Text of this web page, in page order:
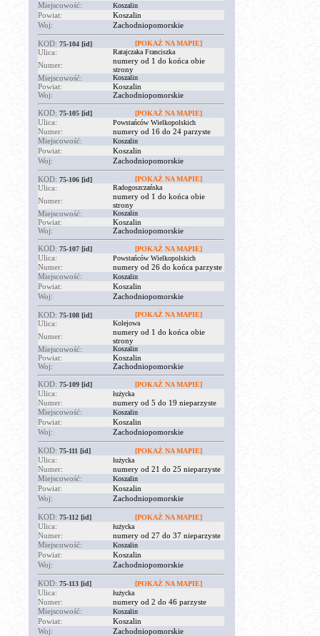
Miejscowość: Koszalin
Powiat:
Koszalin
Woj:
Zachodniopomorskie
KOD: 75-104 [id] [POKAŻ NA MAPIE]
Ulica: Ratajczaka Franciszka
Numer:
numery od 1 do końca obie
strony
Miejscowość:
Koszalin
Powiat:
Koszalin
Woj:
Zachodniopomorskie
KOD: 75-105 [id] [POKAŻ NA MAPIE]
Ulica: Powstańców Wielkopolskich
Numer:
numery od 16 do 24 parzyste
Miejscowość:
Koszalin
Powiat:
Koszalin
Woj:
Zachodniopomorskie
KOD: 75-106 [id] [POKAŻ NA MAPIE]
Ulica: Radogoszczańska
Numer:
numery od 1 do końca obie
strony
Miejscowość:
Koszalin
Powiat:
Koszalin
Woj:
Zachodniopomorskie
KOD: 75-107 [id] [POKAŻ NA MAPIE]
Ulica: Powstańców Wielkopolskich
Numer:
numery od 26 do końca parzyste
Miejscowość:
Koszalin
Powiat:
Koszalin
Woj:
Zachodniopomorskie
KOD: 75-108 [id] [POKAŻ NA MAPIE]
Ulica: Kolejowa
Numer:
numery od 1 do końca obie
strony
Miejscowość:
Koszalin
Powiat:
Koszalin
Woj:
Zachodniopomorskie
KOD: 75-109 [id] [POKAŻ NA MAPIE]
Ulica: łużycka
Numer:
numery od 5 do 19 nieparzyste
Miejscowość:
Koszalin
Powiat:
Koszalin
Woj:
Zachodniopomorskie
KOD: 75-111 [id] [POKAŻ NA MAPIE]
Ulica: łużycka
Numer:
numery od 21 do 25 nieparzyste
Miejscowość:
Koszalin
Powiat:
Koszalin
Woj:
Zachodniopomorskie
KOD: 75-112 [id] [POKAŻ NA MAPIE]
Ulica: łużycka
Numer:
numery od 27 do 37 nieparzyste
Miejscowość:
Koszalin
Powiat:
Koszalin
Woj:
Zachodniopomorskie
KOD: 75-113 [id] [POKAŻ NA MAPIE]
Ulica: łużycka
Numer:
numery od 2 do 46 parzyste
Miejscowość:
Koszalin
Powiat:
Koszalin
Woj:
Zachodniopomorskie